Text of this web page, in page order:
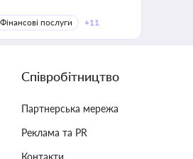
Фінансові послуги +11
Співробітництво
Партнерська мережа
Реклама та PR
Контакти